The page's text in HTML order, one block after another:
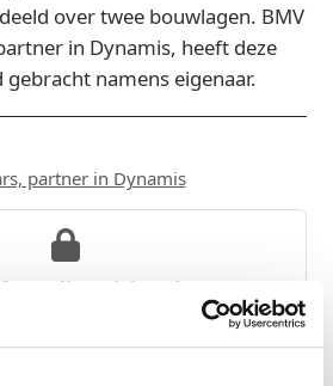
over twee bouwlagen. BMV
in Dynamis, heeft deze
namens eigenaar.
partner in Dynamis
voor licentiehouders
en panden betrokken zijn bij dit nieuws.
beschikbaar voor licentiehouders van